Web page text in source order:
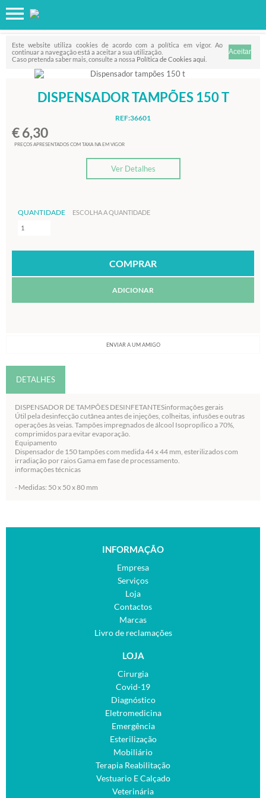
Este website utiliza cookies de acordo com a política em vigor. Ao
continuar a navegação está a aceitar a sua utilização.
Caso pretenda saber mais, consulte a nossa Política de Cookies aqui
DISPENSADOR TAMPÕES 150 T
REF:36601
€ 6,30
PREÇOS APRESENTADOS COM TAXA IVA EM VIGOR
Ver Detalhes
QUANTIDADE ESCOLHA A QUANTIDADE
ADICIONAR
ENVIAR A UM AMIGO
DETALHES
DISPENSADOR DE TAMPÕES DESINFETANTESinformações gerais
Útil pela desinfecção cutânea antes de injeções, colheitas, infusões e outras
operações às veias. Tampões impregnados de álcool Isopropílico a 70%,
comprimidos para evitar evaporação.
Equipamento
Dispensador de 150 tampões com medida 44 x 44 mm, esterilizados com
irradiação por raios Gama em fase de processamento.
informações técnicas
- Medidas: 50 x 50 x 80 mm
INFORMAÇÃO
Empresa
Serviços
Loja
Contactos
Marcas
Livro de reclamações
LOJA
Cirurgia
Covid-19
Diagnóstico
Eletromedicina
Emergência
Esterilização
Mobiliário
Terapia Reabilitação
Vestuario E Calçado
Veterinária